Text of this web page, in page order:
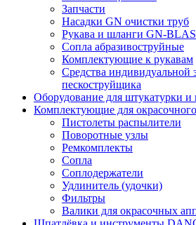
Запчасти
Насадки GN очистки труб
Рукава и шланги GN-
Сопла абразивоструйные
Комплектующие к рукавам
Средства индивидуальной
пескоструйщика
Оборудование для штукатурки и
Комплектующие для
Пистолеты распылители
Поворотные узлы
Ремкомплекты
Сопла
Соплодержатели
Удлинитель (удочки)
Фильтры
Валики для окрасочных